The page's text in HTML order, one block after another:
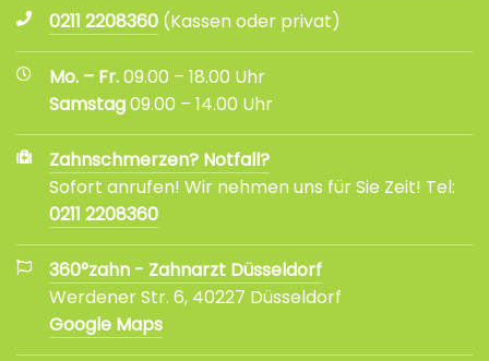
0211 2208360 (Kassen oder privat)
Mo. – Fr.09.00 – 18.00 Uhr
Samstag09.00 – 14.00 Uhr
Zahnschmerzen? Notfall?
Sofort anrufen! Wir nehmen uns für Sie Zeit! Tel:
0211 2208360
360°zahn - Zahnarzt Düsseldorf
Werdener Str. 6, 40227 Düsseldorf
Google Maps